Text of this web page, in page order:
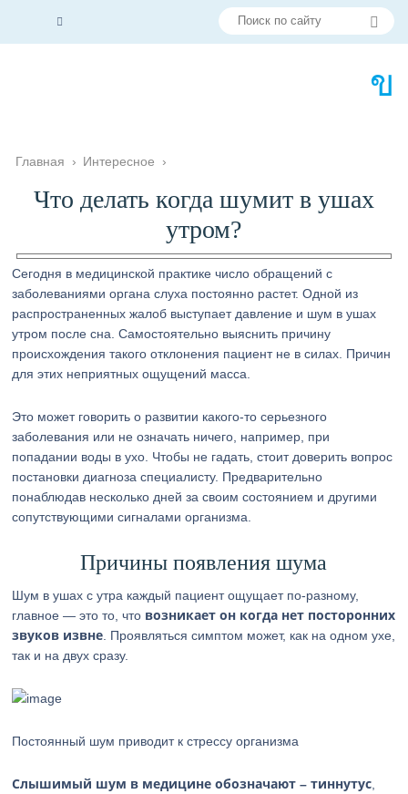
Главная › Интересное ›
Что делать когда шумит в ушах
утром?
Сегодня в медицинской практике число обращений с
заболеваниями органа слуха постоянно растет. Одной из
распространенных жалоб выступает давление и шум в ушах
утром после сна. Самостоятельно выяснить причину
происхождения такого отклонения пациент не в силах. Причин
для этих неприятных ощущений масса.
Это может говорить о развитии какого-то серьезного
заболевания или не означать ничего, например, при
попадании воды в ухо. Чтобы не гадать, стоит доверить вопрос
постановки диагноза специалисту. Предварительно
понаблюдав несколько дней за своим состоянием и другими
сопутствующими сигналами организма.
Причины появления шума
Шум в ушах с утра каждый пациент ощущает по-разному,
главное — это то, что возникает он когда нет посторонних
звуков извне . Проявляться симптом может, как на одном ухе,
так и на двух сразу.
Постоянный шум приводит к стрессу организма
Слышимый шум в медицине обозначают – тиннутус